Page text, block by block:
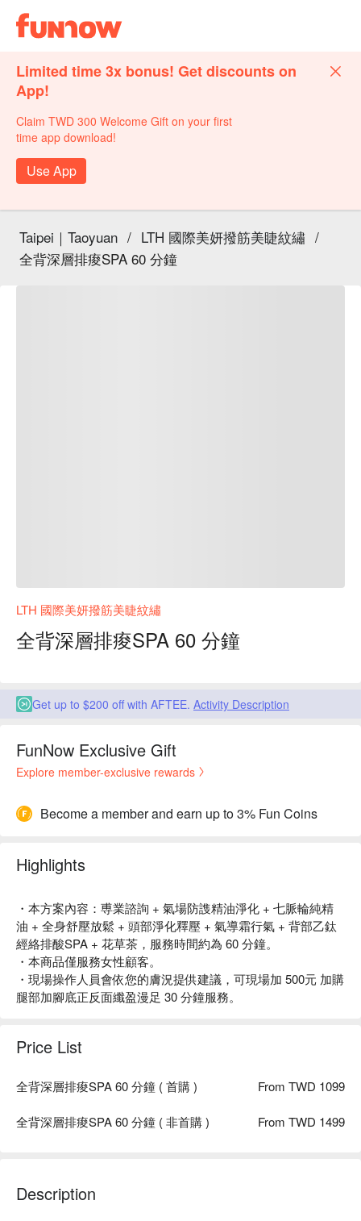
Limited time 3x bonus! Get discounts on
App!
Claim TWD 300 Welcome Gift on your first
time app download!
Use App
Taipei｜Taoyuan / LTH 國際美妍撥筋美睫紋繡 /
全背深層排痠SPA 60 分鐘
LTH 國際美妍撥筋美睫紋繡
全背深層排痠SPA 60 分鐘
Get up to $200 off with AFTEE. Activity Description
FunNow Exclusive Gift
Explore member-exclusive rewards
Become a member and earn up to 3% Fun Coins
Highlights
・本方案內容：尃業諮詢 + 氣場防謢精油淨化 + 七脈輪純精
油 + 全身舒壓放鬆 + 頭部淨化釋壓 + 氣導霜行氣 + 背部乙鈦
經絡排酸SPA + 花草茶，服務時間約為 60 分鐘。
・本商品僅服務女性顧客。
・現場操作人員會依您的膚況提供建議，可現場加 500元 加購
腿部加腳底正反面纖盈漫足 30 分鐘服務。
Price List
全背深層排痠SPA 60 分鐘 ( 首購 ) From TWD 1099
全背深層排痠SPA 60 分鐘 ( 非首購 ) From TWD 1499
Description